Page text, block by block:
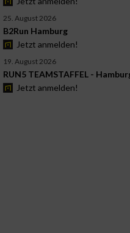
25. August 2026
B2Run Hamburg
Jetzt anmelden!
19. August 2026
RUN5 TEAMSTAFFEL -
Jetzt anmelden!